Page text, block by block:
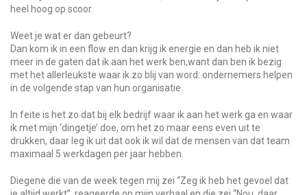
heel hoog op scoor.
Weet je wat er dan gebeurt?
Dan kom ik in een flow en dan krijg ik energie en dan heb ik niet
meer in de gaten dat ik aan het werk ben,want dan ben ik bezig
met het allerleukste waar ik zo blij van word: ondernemers helpen
in de volgende stap van hun organisatie.
In feite is het zo dat bij elk bedrijf waar ik aan het werk ga en waar
ik met mijn ‘dingetje’ doe, om het zo maar eens even uit te
drukken, daar leg ik uit dat ook ik wil dat de mensen van dat team
maximaal 5 werkdagen per jaar hebben.
Diegene die van de week tegen mij zei “Zeg ik heb het gevoel dat